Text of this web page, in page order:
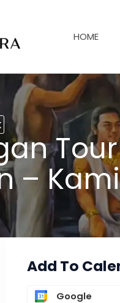
HOME
–
Add To
Google